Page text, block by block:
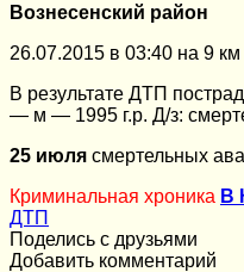
Вознесенский район
26.07.2015 в 03:40 на 9
В результате ДТП
— м — 1995 г.р. Д/з:
25 июля смертельных
Криминальная хроника В
ДТП
Поделись с друзьями
Добавить комментарий